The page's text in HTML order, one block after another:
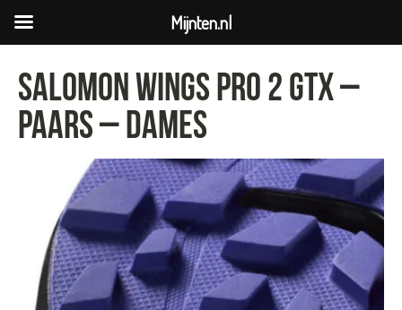
Salomon WINGS PRO 2 GTX –
Paars – Dames
Mijnten.nl